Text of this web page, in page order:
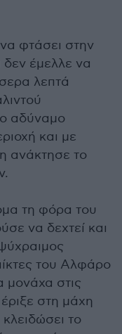
φτάσει στην
έμελλε να
λεπτά
αδύναμο
και με
ανάκτησε το
τη φόρα του
να δεχτεί και
του Αλφάρο
στις
στη μάχη
το